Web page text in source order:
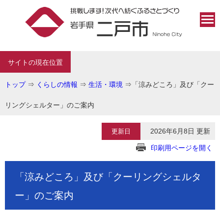
サイトの現在位置
トップ⇒ くらしの情報 ⇒ 生活・環境 ⇒ 「涼みどころ」及び「クー
リングシェルター」のご案内
更新日 2026年6月8日 更新
印刷用ページを開く
「涼みどころ」及び「クーリングシェルタ
ー」のご案内